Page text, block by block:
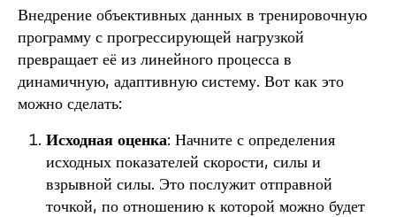
Внедрение объективных данных в тренировочную
программу с прогрессирующей нагрузкой
превращает её из линейного процесса в
динамичную, адаптивную систему. Вот как это
можно сделать:
Исходная оценка: Начните с определения
исходных показателей скорости, силы и
взрывной силы. Это послужит отправной
точкой, по отношению к которой можно будет